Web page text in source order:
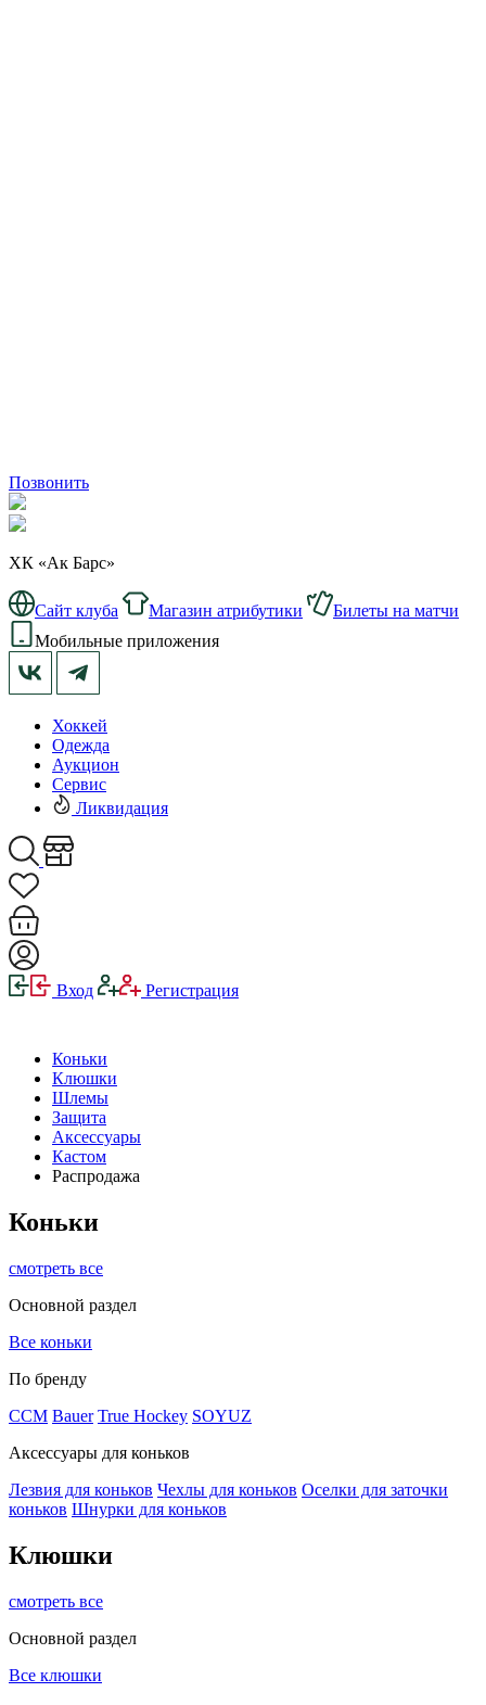
Позвонить
ХК «Ак Барс»
Сайт клуба Магазин атрибутики
Билеты на матчи
Мобильные приложения
Хоккей
Одежда
Аукцион
Сервис
Ликвидация
Вход Регистрация
Коньки
Клюшки
Шлемы
Защита
Аксессуары
Кастом
Распродажа
Коньки
смотреть все
Основной раздел
Все коньки
По бренду
ССМ Bauer True Hockey SOYUZ
Аксессуары для коньков
Лезвия для коньков Чехлы для коньков Оселки для заточки
коньков Шнурки для коньков
Клюшки
смотреть все
Основной раздел
Все клюшки